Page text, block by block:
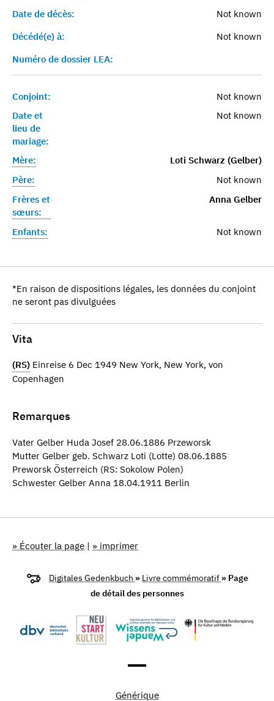
Date de décès:
Not known
Décédé(e) à:
Not known
Numéro de dossier LEA:
Conjoint:
Not known
Date et
lieu de
mariage:
Not known
Mère:
Loti Schwarz (Gelber)
Père:
Not known
Frères et
sœurs:
Anna Gelber
Enfants: Not known
*En raison de dispositions légales, les données du conjoint
ne seront pas divulguées
Vita
(RS) Einreise 6 Dec 1949 New York, New York, von
Copenhagen
Remarques
Vater Gelber Huda Josef 28.06.1886 Przeworsk
Mutter Gelber geb. Schwarz Loti (Lotte) 08.06.1885
Preworsk Österreich (RS: Sokolow Polen)
Schwester Gelber Anna 18.04.1911 Berlin
» Écouter la page | » imprimer
Digitales Gedenkbuch » Livre commémoratif » Page
de détail des personnes
Générique